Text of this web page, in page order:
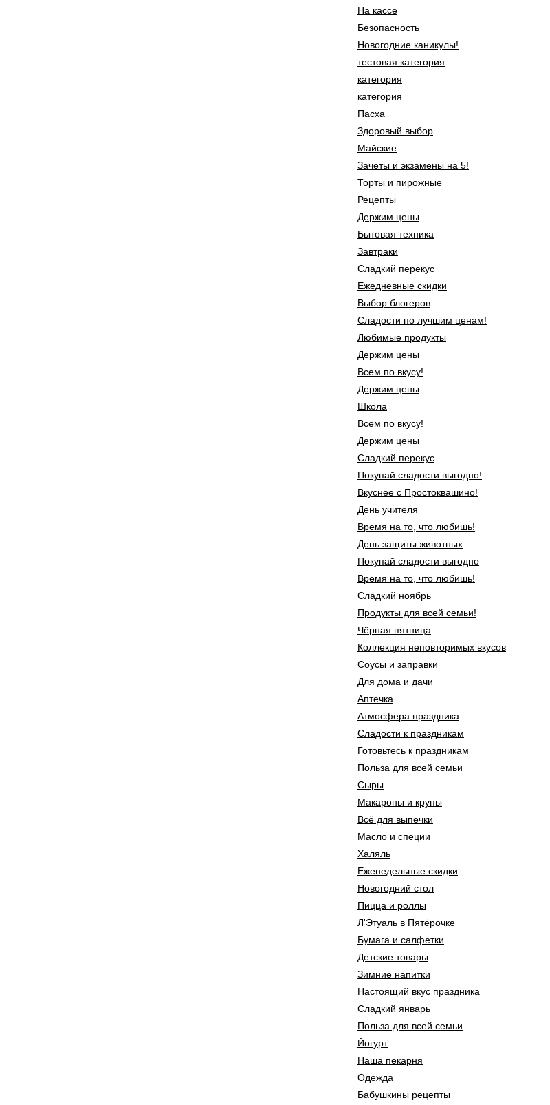
На кассе
Безопасность
Новогодние каникулы!
тестовая категория
категория
категория
Пасха
Здоровый выбор
Майские
Зачеты и экзамены на 5!
Торты и пирожные
Рецепты
Держим цены
Бытовая техника
Завтраки
Сладкий перекус
Ежедневные скидки
Выбор блогеров
Сладости по лучшим ценам!
Любимые продукты
Держим цены
Всем по вкусу!
Держим цены
Школа
Всем по вкусу!
Держим цены
Сладкий перекус
Покупай сладости выгодно!
Вкуснее с Простоквашино!
День учителя
Время на то, что любишь!
День защиты животных
Покупай сладости выгодно
Время на то, что любишь!
Сладкий ноябрь
Продукты для всей семьи!
Чёрная пятница
Коллекция неповторимых вкусов
Соусы и заправки
Для дома и дачи
Аптечка
Атмосфера праздника
Сладости к праздникам
Готовьтесь к праздникам
Польза для всей семьи
Сыры
Макароны и крупы
Всё для выпечки
Масло и специи
Халяль
Еженедельные скидки
Новогодний стол
Пицца и роллы
Л'Этуаль в Пятёрочке
Бумага и салфетки
Детские товары
Зимние напитки
Настоящий вкус праздника
Сладкий январь
Польза для всей семьи
Йогурт
Наша пекарня
Одежда
Бабушкины рецепты